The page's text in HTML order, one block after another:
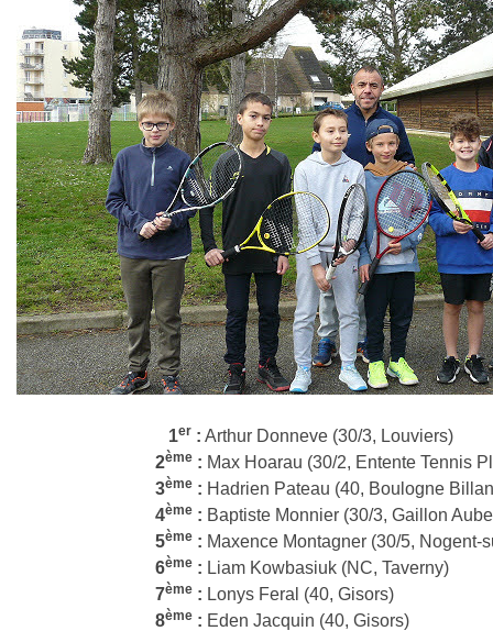
1er : Arthur Donneve (30/3, Louviers)
2ème : Max Hoarau (30/2, Entente Tennis
3ème : Hadrien Pateau (40, Boulogne
4ème : Baptiste Monnier (30/3, Gaillon
5ème : Maxence Montagner (30/5, Nogent-
6ème : Liam Kowbasiuk (NC, Taverny)
7ème : Lonys Feral (40, Gisors)
8ème : Eden Jacquin (40, Gisors)